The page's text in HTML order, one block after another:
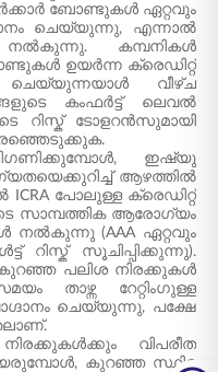
ബോണ്ടുകൾ ഏറ്റവും
ചെയ്യുന്നു, എന്നാൽ
കമ്പനികൾ
ഉയർന്ന ക്രെഡിറ്റ്
വീഴ്ച
കംഫർട്ട് ലെവൽ
റിസ്ക് ടോളറൻസുമായി
ഇഷ്യു
ആഴത്തിൽ
ICRA പോലുള്ള ക്രെഡിറ്റ്
സാമ്പത്തിക ആരോഗ്യം
നൽകുന്നു (AAA ഏറ്റവും
റിസ്ക് സൂചിപ്പിക്കുന്നു).
കുറഞ്ഞ പലിശ നിരക്കുകൾ
താഴ്ന്ന റേറ്റിംഗുള്ള
ചെയ്യുന്നു, പക്ഷേ
വിപരീത
കുറഞ്ഞ സ്ഥിര